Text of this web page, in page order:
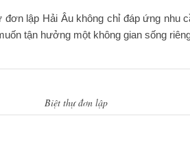
lập Hải Âu không chỉ đáp ứng
tận hưởng một không gian sống
Biệt thự đơn lập